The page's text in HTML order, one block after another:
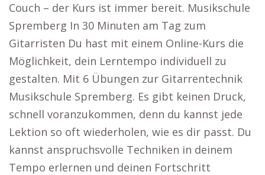
Couch – der Kurs ist immer bereit. Musikschule
Spremberg In 30 Minuten am Tag zum
Gitarristen Du hast mit einem Online-Kurs die
Möglichkeit, dein Lerntempo individuell zu
gestalten. Mit 6 Übungen zur Gitarrentechnik
Musikschule Spremberg. Es gibt keinen Druck,
schnell voranzukommen, denn du kannst jede
Lektion so oft wiederholen, wie es dir passt. Du
kannst anspruchsvolle Techniken in deinem
Tempo erlernen und deinen Fortschritt